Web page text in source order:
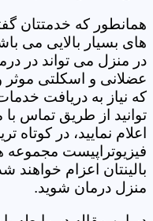
همانطور که خدمتتان
های بسیار بالایی می
در منزل می تواند در
عضلانی و اسکلتی موثر
که نیاز به دریافت
توانید از طریق تماس
اعلام نمایید، در
فیزیوتراپیست مجموعه
بالینتان اعزام خواهند
منزل درمان شوید.